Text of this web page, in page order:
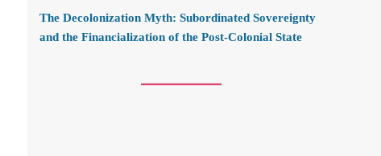
The Decolonization Myth: Subordinated Sovereignty
and the Financialization of the Post-Colonial State